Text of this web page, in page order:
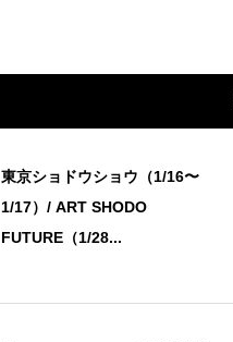
東京ショドウショウ（1/16〜
1/17）/ ART SHODO
FUTURE（1/28...